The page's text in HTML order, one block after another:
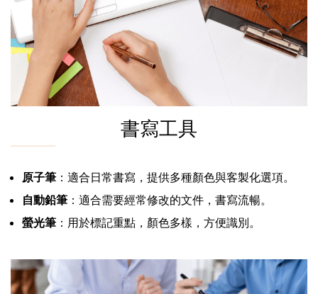
書寫工具
原子筆 ：適合日常書寫，提供多種顏色與客製化選項。
自動鉛筆 ：適合需要經常修改的文件，書寫流暢。
螢光筆 ：用於標記重點，顏色多樣，方便識別。